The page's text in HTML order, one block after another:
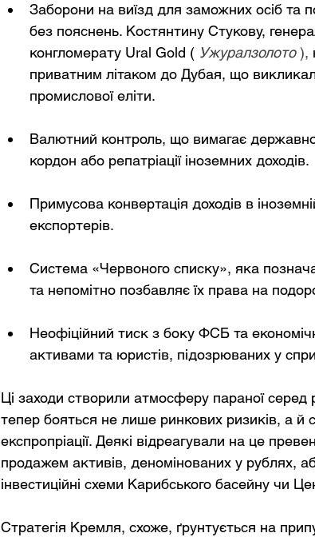
Заборони на виїзд для заможних осіб та
без пояснень. Костянтину Стукову,
конгломерату Ural Gold ( Ужуралзолото ),
приватним літаком до Дубая, що
промислової еліти.
Валютний контроль, що вимагає
кордон або репатріації іноземних доходів.
Примусова конвертація доходів в
експортерів.
Система «Червоного списку», яка
та непомітно позбавляє їх права на
Неофіційний тиск з боку ФСБ та
активами та юристів, підозрюваних у
Ці заходи створили атмосферу параної серед
тепер бояться не лише ринкових ризиків, а й
експропріації. Деякі відреагували на це
продажем активів, деномінованих у рублях,
інвестиційні схеми Карибського басейну чи
Стратегія Кремля, схоже, ґрунтується на